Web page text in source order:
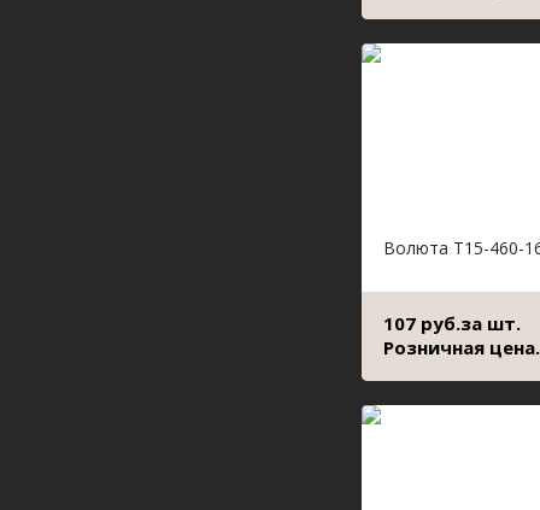
Волюта Т15-460-
107 руб.за шт.
Розничная цена.